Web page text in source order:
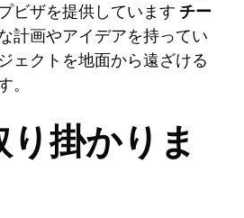
ビザを提供しています チー
計画やアイデアを持ってい
ェクトを地面から遠ざける
掛かりま